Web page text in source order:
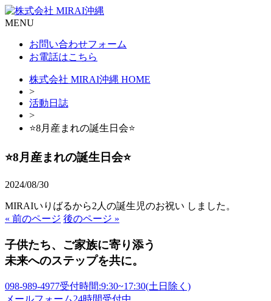
MENU
お問い合わせフォーム
お電話はこちら
株式会社 MIRAI沖縄 HOME
>
活動日誌
>
⭐️8月産まれの誕生日会⭐️
⭐️8月産まれの誕生日会⭐️
2024/08/30
MIRAIいりばるから2人の誕生児のお祝い しました。
« 前のページ 後のページ »
子供たち、ご家族に寄り添う
未来へのステップを共に。
098-989-4977受付時間:9:30~17:30(土日除く)
メールフォーム24時間受付中